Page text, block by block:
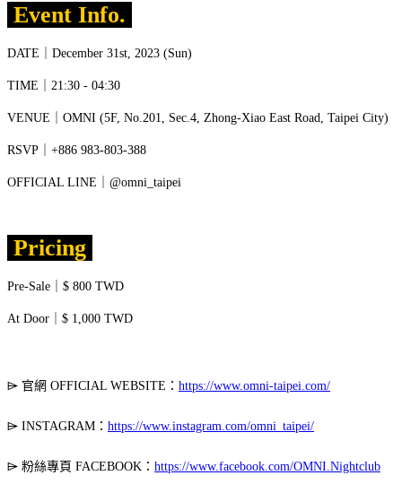
Event Info.
DATE｜December 31st, 2023 (Sun)
TIME｜21:30 - 04:30
VENUE｜OMNI (5F, No.201, Sec.4, Zhong-Xiao East Road, Taipei City)
RSVP｜+886 983-803-388
OFFICIAL LINE｜@omni_taipei
Pricing
Pre-Sale｜$ 800 TWD
At Door｜$ 1,000 TWD
⌲ 官網 OFFICIAL WEBSITE： https://www.omni-taipei.com/
⌲ INSTAGRAM： https://www.instagram.com/omni_taipei/
⌲ 粉絲專頁 FACEBOOK： https://www.facebook.com/OMNI.Nightclub